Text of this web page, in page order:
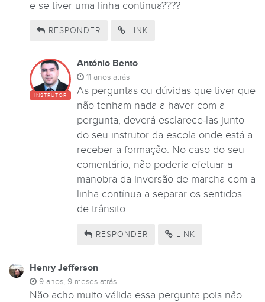
e se tiver uma linha continua????
RESPONDER LINK
INSTRUTOR
António Bento
11 anos atrás
As perguntas ou dúvidas que tiver que
não tenham nada a haver com a
pergunta, deverá esclarece-las junto
do seu instrutor da escola onde está a
receber a formação. No caso do seu
comentário, não poderia efetuar a
manobra da inversão de marcha com a
linha contínua a separar os sentidos
de trânsito.
RESPONDER LINK
Henry Jefferson
9 anos, 9 meses atrás
Não acho muito válida essa pergunta pois não